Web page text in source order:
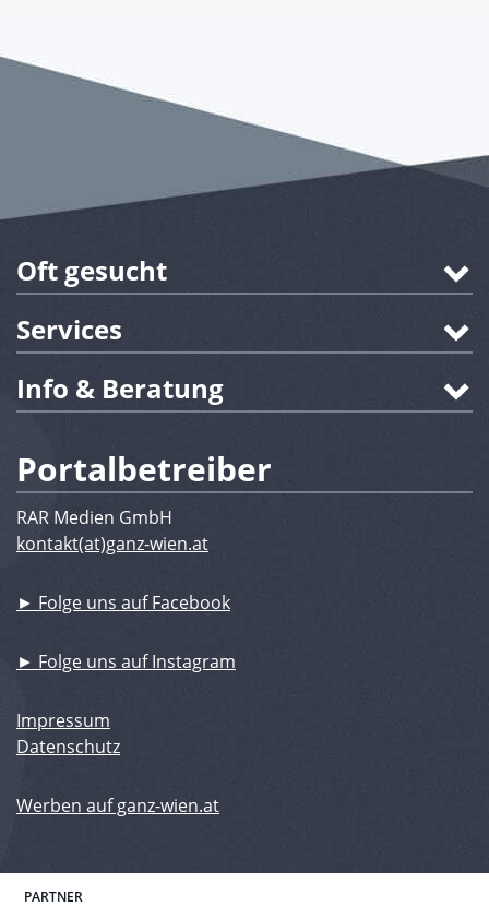
Oft gesucht
Services
Info & Beratung
Portalbetreiber
RAR Medien GmbH
kontakt(at)ganz-wien.at
► Folge uns auf Facebook
► Folge uns auf Instagram
Impressum
Datenschutz
Werben auf ganz-wien.at
PARTNER